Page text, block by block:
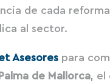
de cada
al sector.
Asesores para
de Mallorca, el